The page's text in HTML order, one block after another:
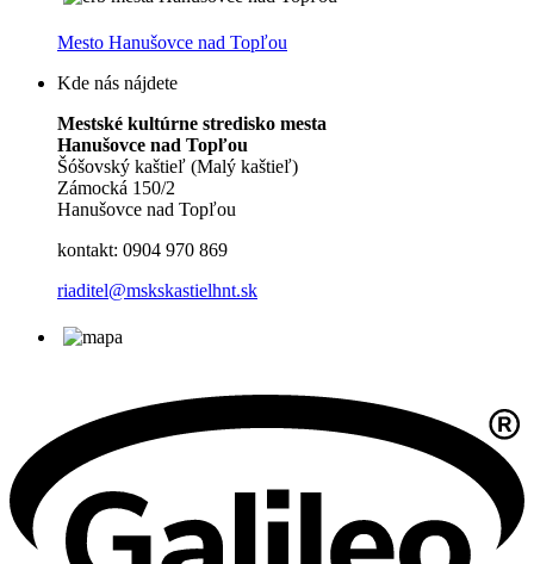
Mesto Hanušovce nad Topľou
Kde nás nájdete
Mestské kultúrne stredisko mesta
Hanušovce nad Topľou
Šóšovský kaštieľ (Malý kaštieľ)
Zámocká 150/2
Hanušovce nad Topľou
kontakt: 0904 970 869
riaditel@mskskastielhnt.sk